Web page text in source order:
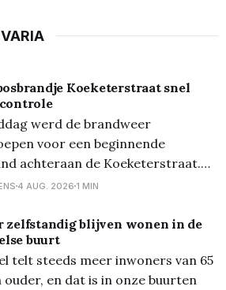
Koeketerstraat snel
werd de brandweer
voor een beginnende
achteraan de Koeketerstraat.
was zeer snel ter plaatse
krijgen!
4 AUG. 2026 1 MIN
zelfstandig blijven wonen in de
buurt
telt steeds meer inwoners van 65
ouder, en dat is in onze buurten